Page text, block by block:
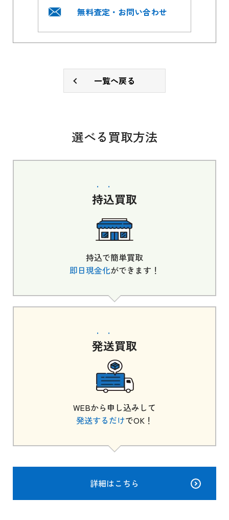
無料査定・お問い合わせ
一覧へ戻る
選べる買取方法
持込買取
持込で簡単買取
即日現金化ができます！
発送買取
WEBから申し込みして
発送するだけでOK！
詳細はこちら